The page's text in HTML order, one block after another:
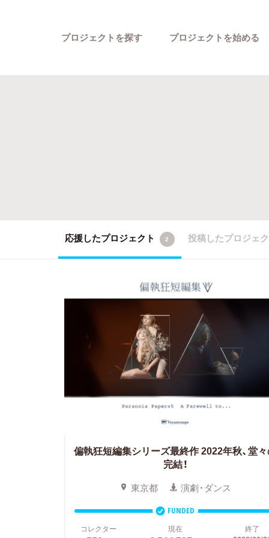
プロジェクトを探す プロジェクトを始める
応援したプロジェクト 2 投稿したプロジェ
偏執狂短編集シリーズ最終作 2022年秋、堂
完結！
東京都 演劇・ダンス
FUNDED
コレクター
現在 終了